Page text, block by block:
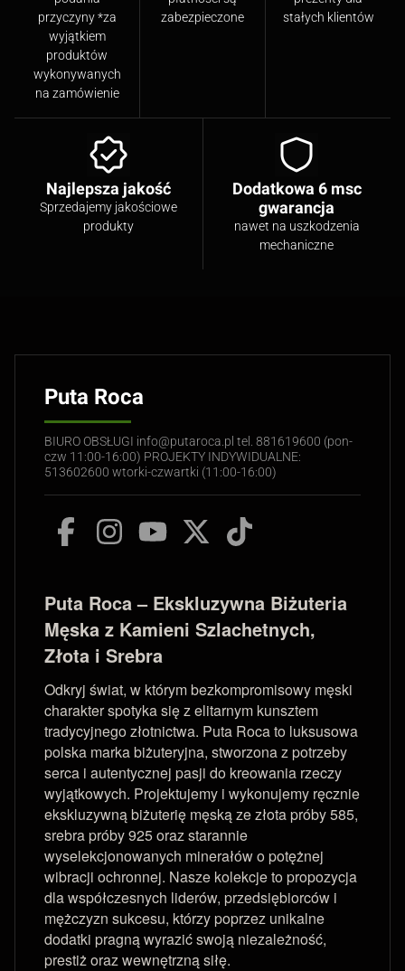
przyczyny *za
wyjątkiem
produktów
wykonywanych
na zamówienie
zabezpieczone
stałych klientów
Najlepsza jakość
Sprzedajemy jakościowe
produkty
Dodatkowa 6 msc
gwarancja
nawet na uszkodzenia
mechaniczne
Puta Roca
BIURO OBSŁUGI info@putaroca.pl tel. 881619600 (pon-
czw 11:00-16:00) PROJEKTY INDYWIDUALNE:
513602600 wtorki-czwartki (11:00-16:00)
Puta Roca – Ekskluzywna Biżuteria
Męska z Kamieni Szlachetnych,
Złota i Srebra
Odkryj świat, w którym bezkompromisowy męski
charakter spotyka się z elitarnym kunsztem
tradycyjnego złotnictwa. Puta Roca to luksusowa
polska marka biżuteryjna, stworzona z potrzeby
serca i autentycznej pasji do kreowania rzeczy
wyjątkowych. Projektujemy i wykonujemy ręcznie
ekskluzywną biżuterię męską ze złota próby 585,
srebra próby 925 oraz starannie
wyselekcjonowanych minerałów o potężnej
wibracji ochronnej. Nasze kolekcje to propozycja
dla współczesnych liderów, przedsiębiorców i
mężczyzn sukcesu, którzy poprzez unikalne
dodatki pragną wyrazić swoją niezależność,
prestiż oraz wewnętrzną siłę.